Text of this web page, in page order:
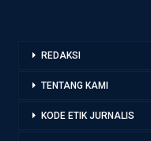
REDAKSI
TENTANG KAMI
KODE ETIK JURNALIS